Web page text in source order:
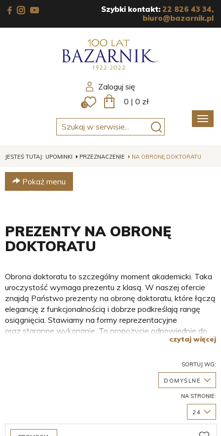
Szybki kontakt: 22 826 43 34,
biuro@bazarnik.pl
Zaloguj się
0 0 | 0 zł
JESTEŚ TUTAJ: UPOMINKI PRZEZNACZENIE NA OBRONĘ DOKTORATU
Pokaż menu
PREZENTY NA OBRONĘ
DOKTORATU
Obrona doktoratu to szczególny moment akademicki. Taka
uroczystość wymaga prezentu z klasą. W naszej ofercie
znajdą Państwo prezenty na obronę doktoratu, które łączą
elegancję z funkcjonalnością i dobrze podkreślają rangę
osiągnięcia. Stawiamy na formy reprezentacyjne
oraz staranne wykonanie. To propozycje odpowiednie do
wręczenia podczas oficjalnej chwili i do późniejszegoczytaj więcej
SORTUJ WG:
DOMYŚLNE
NA STRONIE:
24